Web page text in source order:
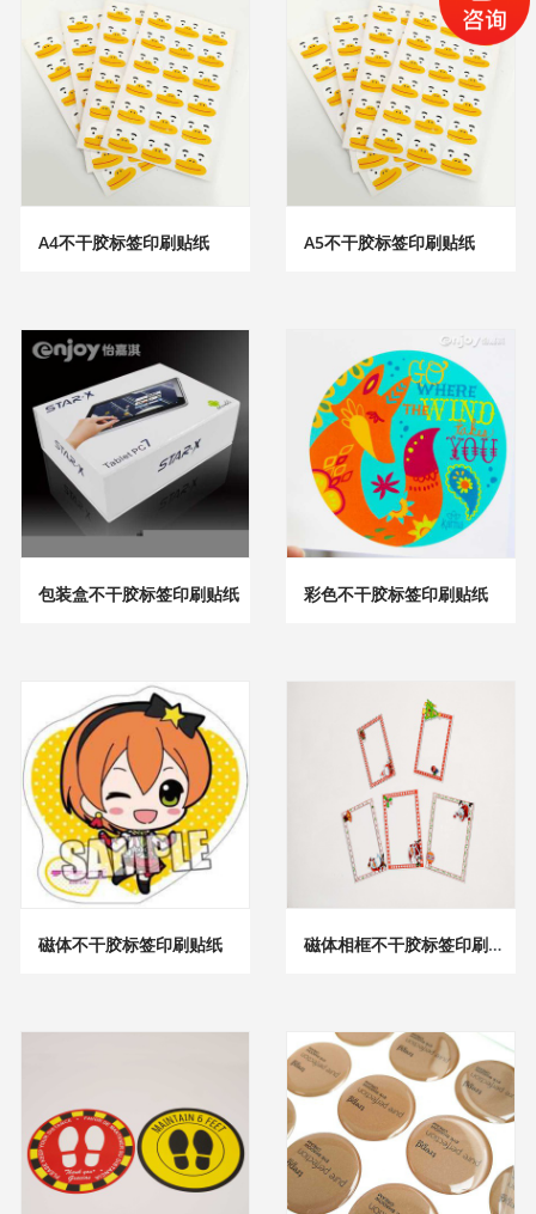
A4不干胶标签印刷贴纸 A5不干胶标签印刷贴纸
包装盒不干胶标签印刷贴纸 彩色不干胶标签印刷贴纸
磁体不干胶标签印刷贴纸 磁体相框不干胶标签印刷贴纸